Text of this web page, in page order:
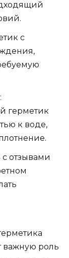
с
герметик
к воде,
отзывами
важную роль